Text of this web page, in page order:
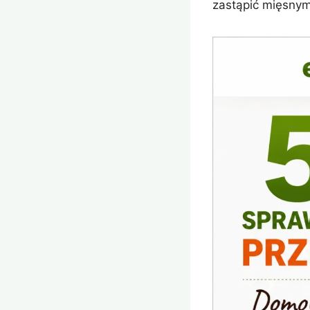
zastąpić